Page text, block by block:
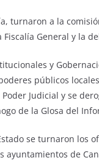
turnaron a la
General y la
y
públicos
Judicial y se
de la Glosa del
se turnaron los
ayuntamientos de